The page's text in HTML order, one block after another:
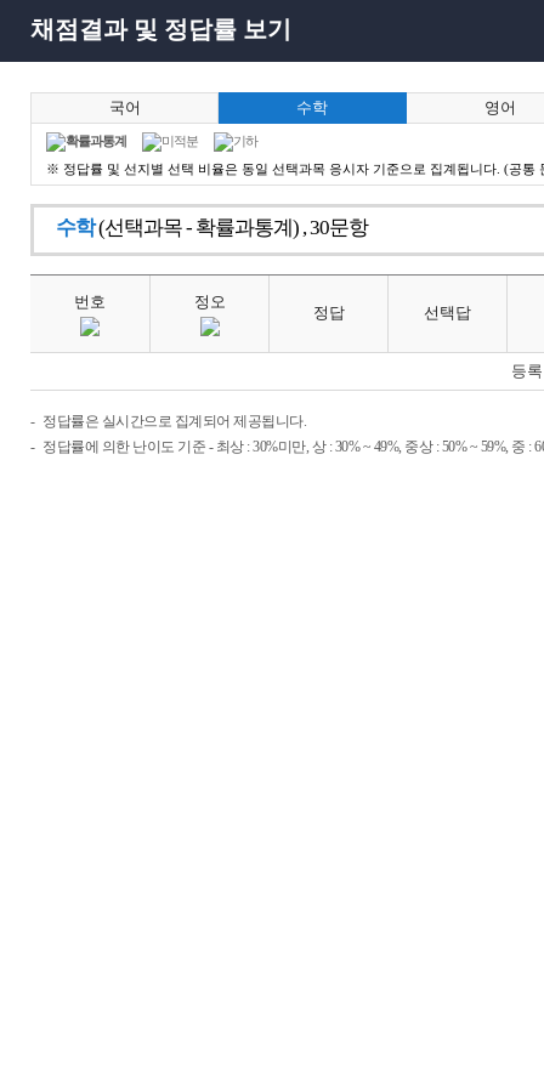
채점결과 및 정답률 보기
국어 수학 영어
확률과통계 미적분
기하
※ 정답률 및 선지별 선택 비율은 동일 선택과목 응시자 기준으로 집계됩니다. (공통
수학(선택과목 - 확률과통계) , 30문항
번호 정오
정답 선택답
등
정답률은 실시간으로 집계되어 제공됩니다.
정답률에 의한 난이도 기준 - 최상 : 30%미만, 상 : 30% ~ 49%, 중상 : 50% ~ 59%, 중 :